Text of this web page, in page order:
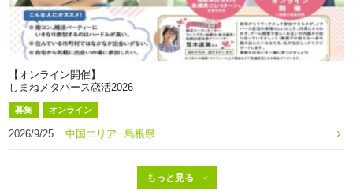
【オンライン開催】
しまねメタバース恋活2026
募集 オンライン
2026/9/25 中国エリア 島根県